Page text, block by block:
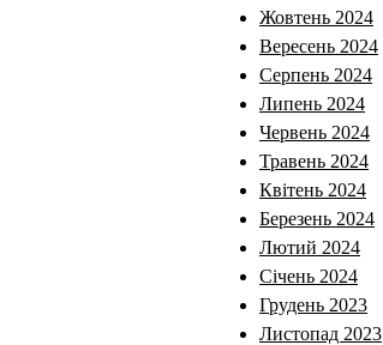
Жовтень 2024
Вересень 2024
Серпень 2024
Липень 2024
Червень 2024
Травень 2024
Квітень 2024
Березень 2024
Лютий 2024
Січень 2024
Грудень 2023
Листопад 2023